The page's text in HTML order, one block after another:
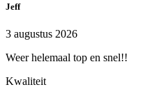
Jeff
3 augustus 2026
Weer helemaal top en snel!!
Kwaliteit